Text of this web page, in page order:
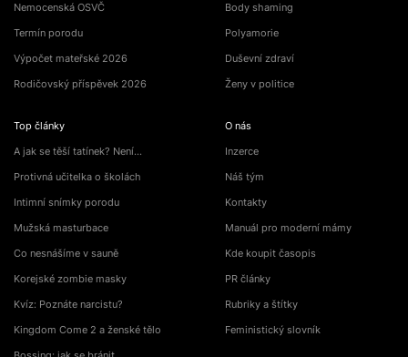
Nemocenská OSVČ
Termín porodu
Výpočet mateřské 2026
Rodičovský příspěvek 2026
Top články
A jak se těší tatínek? Není…
Protivná učitelka o školách
Intimní snímky porodu
Mužská masturbace
Co nesnášíme v sauně
Korejské zombie masky
Kvíz: Poznáte narcistu?
Kingdom Come 2 a ženské tělo
Body shaming
Polyamorie
Duševní zdraví
Ženy v politice
O nás
Inzerce
Náš tým
Kontakty
Manuál pro moderní mámy
Kde koupit časopis
PR články
Rubriky a štítky
Feministický slovník